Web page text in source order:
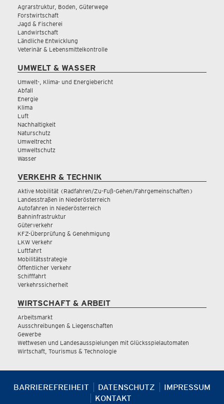
Agrarstruktur, Boden, Güterwege
Forstwirtschaft
Jagd & Fischerei
Landwirtschaft
Ländliche Entwicklung
Veterinär & Lebensmittelkontrolle
UMWELT & WASSER
Umwelt-, Klima- und Energiebericht
Abfall
Energie
Klima
Luft
Nachhaltigkeit
Naturschutz
Umweltrecht
Umweltschutz
Wasser
VERKEHR & TECHNIK
Aktive Mobilität (Radfahren/Zu-Fuß-Gehen/Fahrgemeinschaften)
Landesstraßen in Niederösterreich
Autofahren in Niederösterreich
Bahninfrastruktur
Güterverkehr
KFZ-Überprüfung & Genehmigung
LKW Verkehr
Luftfahrt
Mobilitätsstrategie
Öffentlicher Verkehr
Schifffahrt
Verkehrssicherheit
WIRTSCHAFT & ARBEIT
Arbeitsmarkt
Ausschreibungen & Liegenschaften
Gewerbe
Wettwesen und Landesausspielungen mit Glücksspielautomaten
Wirtschaft, Tourismus & Technologie
BARRIEREFREIHEIT DATENSCHUTZ
IMPRESSUM
KONTAKT